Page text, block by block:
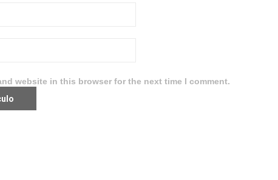
website in this browser for the next time I comment.